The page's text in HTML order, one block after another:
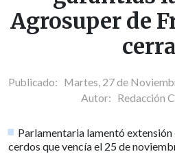
Agrosuper de
Publicado: Martes, 27 de
Autor: Redacción
Parlamentaria lamentó
cerdos que vencía el 25 de